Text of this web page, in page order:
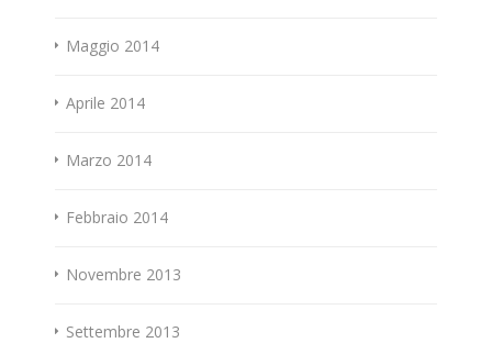
Maggio 2014
Aprile 2014
Marzo 2014
Febbraio 2014
Novembre 2013
Settembre 2013